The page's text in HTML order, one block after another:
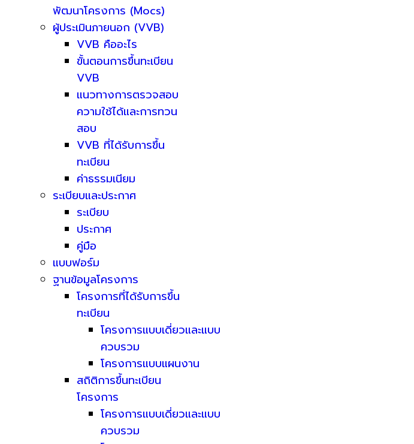
พัฒนาโครงการ (Mocs)
ผู้ประเมินภายนอก (VVB)
VVB คืออะไร
ขั้นตอนการขึ้นทะเบียน
VVB
แนวทางการตรวจสอบ
ความใช้ได้และการทวน
สอบ
VVB ที่ได้รับการขึ้น
ทะเบียน
ค่าธรรมเนียม
ระเบียบและประกาศ
ระเบียบ
ประกาศ
คู่มือ
แบบฟอร์ม
ฐานข้อมูลโครงการ
โครงการที่ได้รับการขึ้น
ทะเบียน
โครงการแบบเดี่ยวและแบบ
ควบรวม
โครงการแบบแผนงาน
สถิติการขึ้นทะเบียน
โครงการ
โครงการแบบเดี่ยวและแบบ
ควบรวม